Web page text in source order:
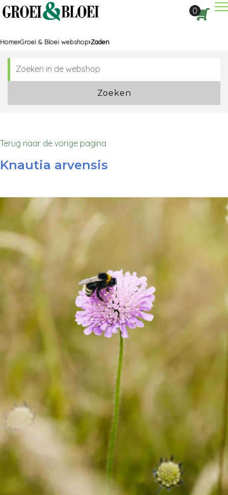
0
Home Groei & Bloei webshop Zaden
Zoeken
Terug naar de vorige pagina
Knautia arvensis